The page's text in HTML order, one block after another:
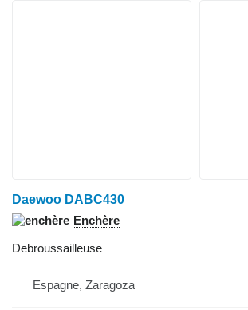
Daewoo DABC430
Enchère
Debroussailleuse
Espagne, Zaragoza